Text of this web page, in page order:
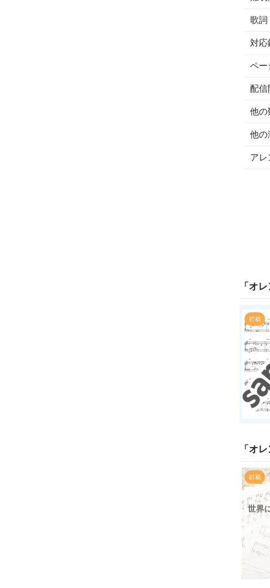
歌詞
対応
ペー
配信
他の
他の
アレ
「 オレ
「 オレ
世界